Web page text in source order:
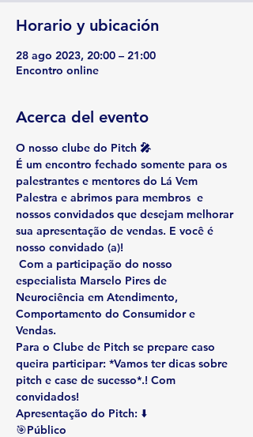
Horario y ubicación
28 ago 2023, 20:00 – 21:00
Encontro online
Acerca del evento
O nosso clube do Pitch 🎤
É um encontro fechado somente para os
palestrantes e mentores do Lá Vem
Palestra e abrimos para membros  e
nossos convidados que desejam melhorar
sua apresentação de vendas. E você é
nosso convidado (a)!
Com a participação do nosso
especialista Marselo Pires de
Neurociência em Atendimento,
Comportamento do Consumidor e
Vendas.
Para o Clube de Pitch se prepare caso
queira participar: *Vamos ter dicas sobre
pitch e case de sucesso*.! Com
convidados!
Apresentação do Pitch: ⬇️
🎯Público